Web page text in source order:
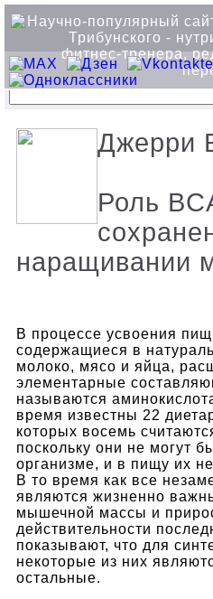
Джерри
Роль
наращивании
В процессе усвоения
содержащиеся в
молоко, мясо и яйца,
элементарные
называются
время известны 22
которых восемь
поскольку они не могут
организме, и в пищу их
В то время как все
являются жизненно
мышечной массы и
действительности
показывают, что для
некоторые из них
остальные.